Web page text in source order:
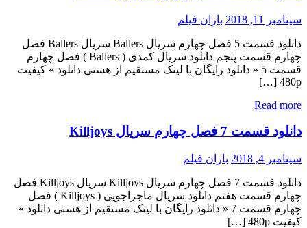
سپتامبر 11, 2018 باران فیلم
دانلود قسمت 5 فصل چهارم سریال Ballers سریال Ballers فصل
چهارم قسمت پنجم دانلود سریال کمدی ( Ballers ) فصل چهارم
قسمت 5 « دانلود رایگان با لینک مستقیم از هستی دانلود » کیفیت
480p […]
Read more
دانلود قسمت 7 فصل چهارم سریال Killjoys
سپتامبر 4, 2018 باران فیلم
دانلود قسمت 7 فصل چهارم سریال Killjoys سریال Killjoys فصل
چهارم قسمت هفتم دانلود سریال ماجراجویی ( Killjoys ) فصل
چهارم قسمت 7 « دانلود رایگان با لینک مستقیم از هستی دانلود »
کیفیت 480p […]